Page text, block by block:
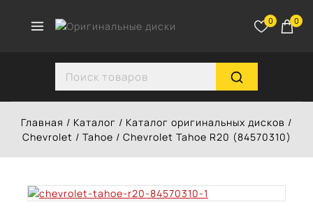
0 0
Главная / Каталог / Каталог оригинальных дисков /
Chevrolet / Tahoe / Chevrolet Tahoe R20 (84570310)